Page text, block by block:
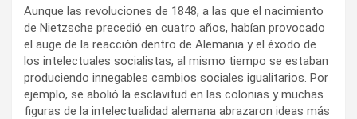
Aunque las revoluciones de 1848, a las que el nacimiento
de Nietzsche precedió en cuatro años, habían provocado
el auge de la reacción dentro de Alemania y el éxodo de
los intelectuales socialistas, al mismo tiempo se estaban
produciendo innegables cambios sociales igualitarios. Por
ejemplo, se abolió la esclavitud en las colonias y muchas
figuras de la intelectualidad alemana abrazaron ideas más